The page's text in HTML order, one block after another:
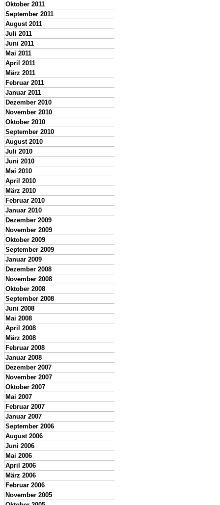
Oktober 2011
September 2011
August 2011
Juli 2011
Juni 2011
Mai 2011
April 2011
März 2011
Februar 2011
Januar 2011
Dezember 2010
November 2010
Oktober 2010
September 2010
August 2010
Juli 2010
Juni 2010
Mai 2010
April 2010
März 2010
Februar 2010
Januar 2010
Dezember 2009
November 2009
Oktober 2009
September 2009
Januar 2009
Dezember 2008
November 2008
Oktober 2008
September 2008
Juni 2008
Mai 2008
April 2008
März 2008
Februar 2008
Januar 2008
Dezember 2007
November 2007
Oktober 2007
Mai 2007
Februar 2007
Januar 2007
September 2006
August 2006
Juni 2006
Mai 2006
April 2006
März 2006
Februar 2006
November 2005